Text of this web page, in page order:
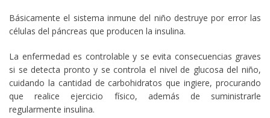
Básicamente el sistema inmune del niño destruye por error las
células del páncreas que producen la insulina.
La enfermedad es controlable y se evita consecuencias graves
si se detecta pronto y se controla el nivel de glucosa del niño,
cuidando la cantidad de carbohidratos que ingiere, procurando
que realice ejercicio físico, además de suministrarle
regularmente insulina.